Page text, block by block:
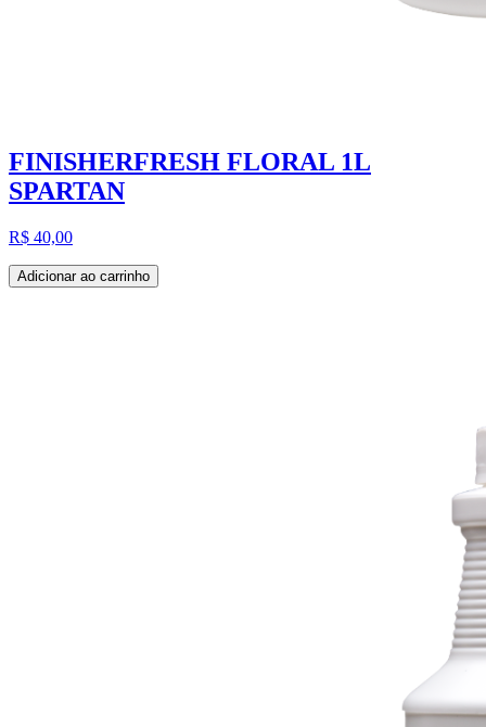
FINISHERFRESH FLORAL 1L
SPARTAN
R$ 40,00
Adicionar ao carrinho